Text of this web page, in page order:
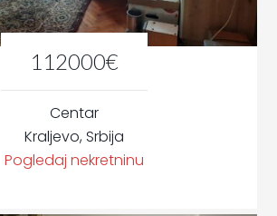
112000€
Centar
Kraljevo, Srbija
Pogledaj nekretninu